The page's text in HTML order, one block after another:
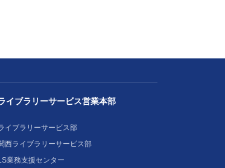
イブラリーサービス営業本部
イブラリーサービス部
西ライブラリーサービス部
業務支援センター